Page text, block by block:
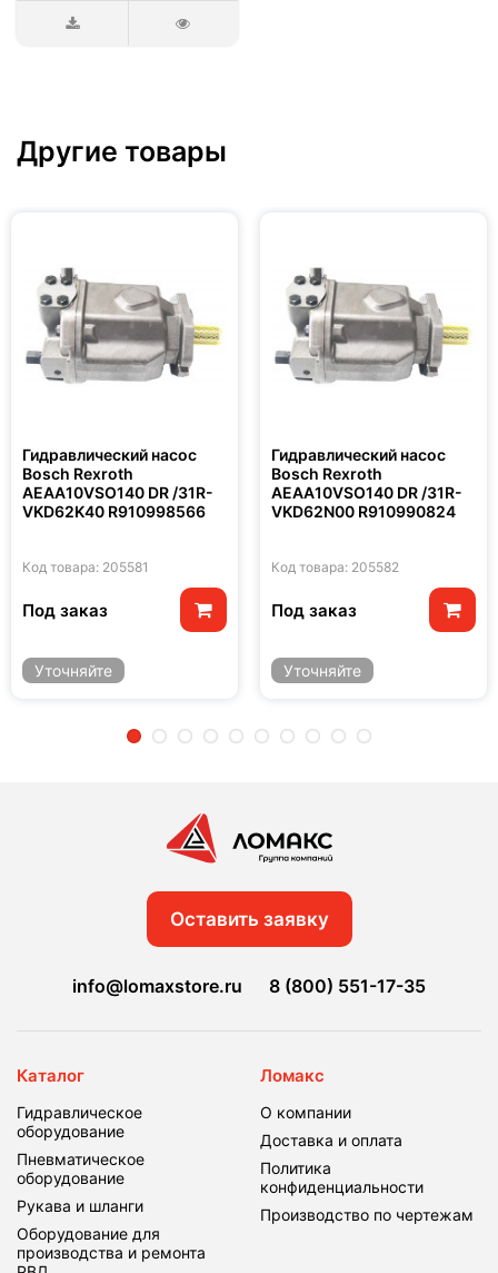
Другие товары
Гидравлический насос
Bosch Rexroth
AEAA10VSO140 DR /31R-
VKD62K40 R910998566
Код товара: 205581
Под заказ
Уточняйте
Гидравлический насос
Bosch Rexroth
AEAA10VSO140 DR /31R-
VKD62N00 R910990824
Код товара: 205582
Под заказ
Уточняйте
Оставить заявку
info@lomaxstore.ru 8 (800) 551-17-35
Каталог
Гидравлическое
оборудование
Пневматическое
оборудование
Рукава и шланги
Оборудование для
производства и ремонта
Ломакс
О компании
Доставка и оплата
Политика
конфиденциальности
Производство по чертежам